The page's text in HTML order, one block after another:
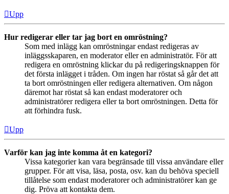
Upp
Hur redigerar eller tar jag bort en omröstning?
Som med inlägg kan omröstningar endast redigeras av
inläggsskaparen, en moderator eller en administratör. För att
redigera en omröstning klickar du på redigeringsknappen för
det första inlägget i tråden. Om ingen har röstat så går det att
ta bort omröstningen eller redigera alternativen. Om någon
däremot har röstat så kan endast moderatorer och
administratörer redigera eller ta bort omröstningen. Detta för
att förhindra fusk.
Upp
Varför kan jag inte komma åt en kategori?
Vissa kategorier kan vara begränsade till vissa användare eller
grupper. För att visa, läsa, posta, osv. kan du behöva speciell
tillåtelse som endast moderatorer och administratörer kan ge
dig. Pröva att kontakta dem.